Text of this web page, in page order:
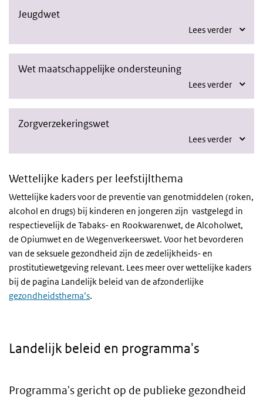
Jeugdwet
Lees verder
Wet maatschappelijke ondersteuning
Lees verder
Zorgverzekeringswet
Lees verder
Wettelijke kaders per leefstijlthema
Wettelijke kaders voor de preventie van genotmiddelen (roken,
alcohol en drugs) bij kinderen en jongeren zijn vastgelegd in
respectievelijk de Tabaks- en Rookwarenwet, de Alcoholwet,
de Opiumwet en de Wegenverkeerswet. Voor het bevorderen
van de seksuele gezondheid zijn de zedelijkheids- en
prostitutiewetgeving relevant. Lees meer over wettelijke kaders
bij de pagina Landelijk beleid van de afzonderlijke
gezondheidsthema’s.
Landelijk beleid en programma's
Programma's gericht op de publieke gezondheid